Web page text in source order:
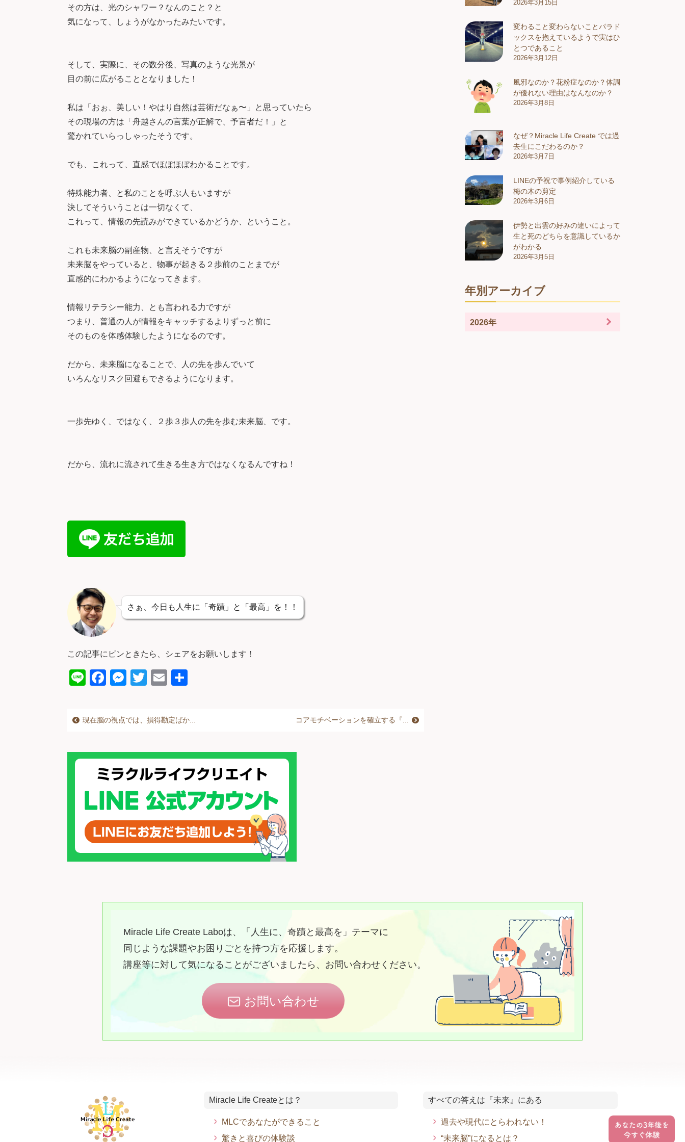
その方は、光のシャワー？なんのこと？と
気になって、しょうがなかったみたいです。
そして、実際に、その数分後、写真のような光景が
目の前に広がることとなりました！
私は「おぉ、美しい！やはり自然は芸術だなぁ〜」と思っていたら
その現場の方は「舟越さんの言葉が正解で、予言者だ！」と
驚かれていらっしゃったそうです。
でも、これって、直感でほぼほぼわかることです。
特殊能力者、と私のことを呼ぶ人もいますが
決してそういうことは一切なくて、
これって、情報の先読みができているかどうか、ということ。
これも未来脳の副産物、と言えそうですが
未来脳をやっていると、物事が起きる２歩前のことまでが
直感的にわかるようになってきます。
情報リテラシー能力、とも言われる力ですが
つまり、普通の人が情報をキャッチするよりずっと前に
そのものを体感体験したようになるのです。
だから、未来脳になることで、人の先を歩んでいて
いろんなリスク回避もできるようになります。
一歩先ゆく、ではなく、２歩３歩人の先を歩む未来脳、です。
だから、流れに流されて生きる生き方ではなくなるんですね！
さぁ、今日も人生に「奇蹟」と「最高」を！！
この記事にピンときたら、シェアをお願いします！
Li
F
e
o
o
k
M
e
g
er
T
er
E
現在脳の視点では、損得勘定ばか... コアモチベーションを確立する『...
2026年3月15日
変わること変わらないことパラド
ックスを抱えているようで実はひ
とつであること
2026年3月12日
風邪なのか？花粉症なのか？体調
が優れない理由はなんなのか？
2026年3月8日
なぜ？Miracle Life Create では過
去生にこだわるのか？
2026年3月7日
LINEの予祝で事例紹介している
梅の木の剪定
2026年3月6日
伊勢と出雲の好みの違いによって
生と死のどちらを意識しているか
がわかる
2026年3月5日
年別アーカイブ
2026年
Miracle Life Create Laboは、「人生に、奇蹟と最高を」テーマに
同じような課題やお困りごとを持つ方を応援します。
講座等に対して気になることがございましたら、お問い合わせください。
お問い合わせ
Miracle Life Createとは？
MLCであなたができること
驚きと喜びの体験談
すべての答えは『未来』にある
過去や現代にとらわれない！
“未来脳”になるとは？